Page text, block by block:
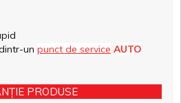
un punct de service AUTO
PRODUSE